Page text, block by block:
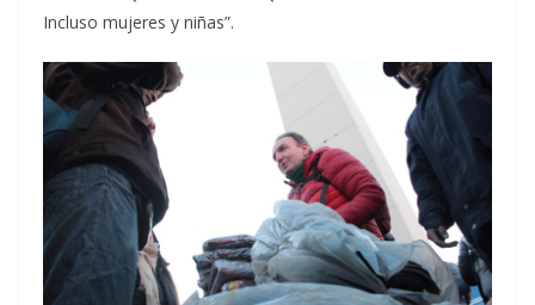
Incluso mujeres y niñas”.